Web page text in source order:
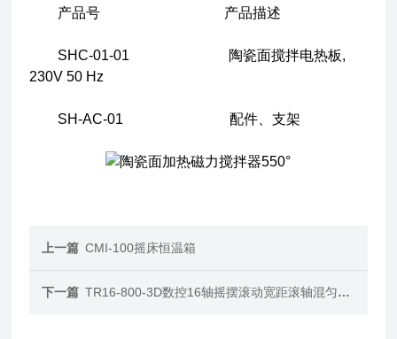
产品号 产品描述
SHC-01-01 陶瓷面搅拌电热板,
230V 50 Hz
SH-AC-01 配件、支架
上一篇 CMI-100摇床恒温箱
下一篇 TR16-800-3D数控16轴摇摆滚动宽距滚轴混匀仪不锈钢系列